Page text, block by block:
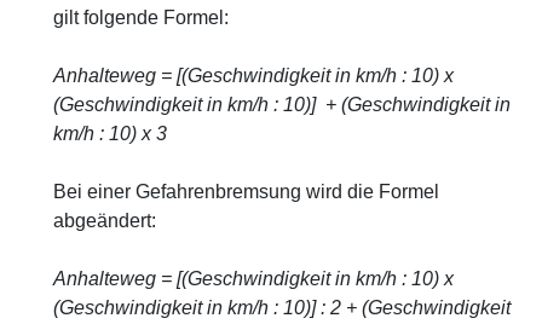
gilt folgende Formel:
Anhalteweg = [(Geschwindigkeit in km/h : 10) x
(Geschwindigkeit in km/h : 10)] + (Geschwindigkeit in
km/h : 10) x 3
Bei einer Gefahrenbremsung wird die Formel
abgeändert:
Anhalteweg = [(Geschwindigkeit in km/h : 10) x
(Geschwindigkeit in km/h : 10)] : 2 + (Geschwindigkeit